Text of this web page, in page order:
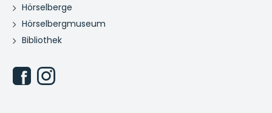
Hörselberge
Hörselbergmuseum
Bibliothek